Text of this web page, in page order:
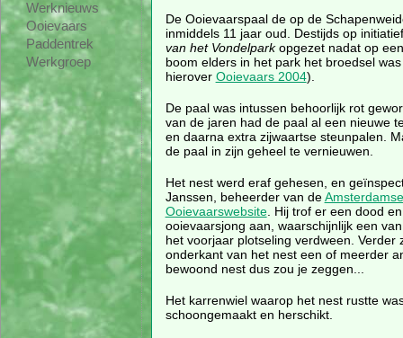
Werknieuws
Ooievaars
Paddentrek
Werkgroep
De Ooievaarspaal de op de
inmiddels 11 jaar oud. Destijds op
van het Vondelparkopgezet nadat op
boom elders in het park het broedsel
hierover Ooievaars 2004).
De paal was intussen behoorlijk rot
van de jaren had de paal al een nieuwe
en daarna extra zijwaartse steunpalen.
de paal in zijn geheel te vernieuwen.
Het nest werd eraf gehesen, en
Janssen, beheerder van deAmsterdamse
Ooievaarswebsite. Hij trof er een dood
ooievaarsjong aan, waarschijnlijk een
het voorjaar plotseling verdween. Verder
onderkant van het nest een of meerder
bewoond nest dus zou je zeggen...
Het karrenwiel waarop het nest rustte
schoongemaakt en herschikt.